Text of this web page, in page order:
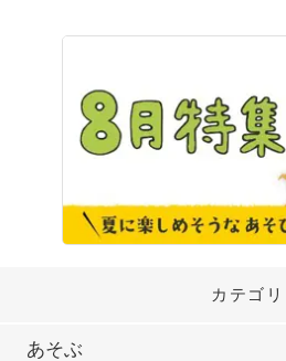
カテゴリ
あそぶ